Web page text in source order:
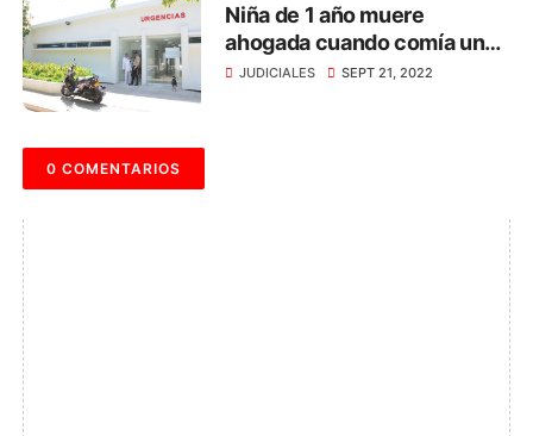
Niña de 1 año muere
ahogada cuando comía un
dulce, en Santa Marta
JUDICIALES SEPT 21, 2022
0 COMENTARIOS